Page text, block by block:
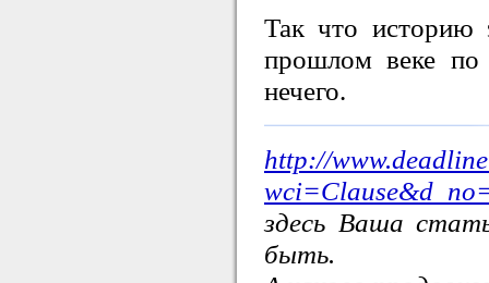
Так что историю
прошлом веке по
нечего.
http://
здесь Ваша
быть.